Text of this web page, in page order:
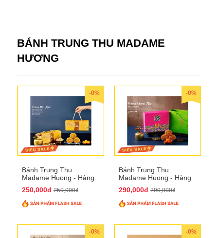
BÁNH TRUNG THU MADAME
HƯƠNG
-0%
Bánh Trung Thu
Madame Huong - Hàng
250,000đ 250,000₫
-0%
Bánh Trung Thu
Madame Huong - Hàng
290,000đ 290,000₫
-0% -0%